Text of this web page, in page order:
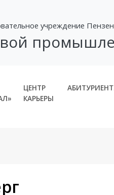
учреждение
ЦЕНТР
КАРЬЕРЫ